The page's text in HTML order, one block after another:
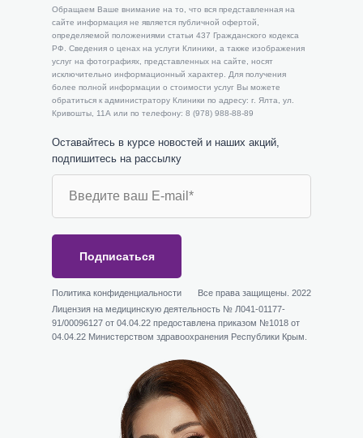
Подписаться
​​Обращаем Ваше внимание на то, что вся представленная на
сайте информация не является публичной офертой,
определяемой положениями статьи 437 Гражданского кодекса
РФ. Сведения о ценах на услуги Клиники, а также изображения
услуг на фотографиях, представленных на сайте, носят
исключительно информационный характер. Для получения
более полной информации о стоимости услуг Вы можете
обратиться к администратору Клиники по адресу: г. Ялта, ул.
Кривошты, 11А или по телефону: 8 (978) 988-88-89
Оставайтесь в курсе новостей и наших акций,
подпишитесь на рассылку
Политика конфиденциальности Все права защищены. 2022
Лицензия на медицинскую деятельность № Л041-01177-
91/00096127 от 04.04.22 предоставлена приказом №1018 от
04.04.22 Министерством здравоохранения Республики Крым.